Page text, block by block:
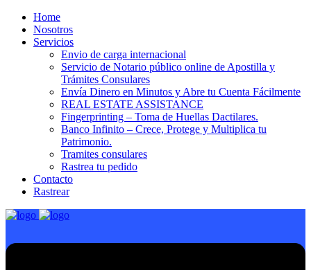
Home
Nosotros
Servicios
Envio de carga internacional
Servicio de Notario público online de Apostilla y
Trámites Consulares
Envía Dinero en Minutos y Abre tu Cuenta Fácilmente
REAL ESTATE ASSISTANCE
Fingerprinting – Toma de Huellas Dactilares.
Banco Infinito – Crece, Protege y Multiplica tu
Patrimonio.
Tramites consulares
Rastrea tu pedido
Contacto
Rastrear